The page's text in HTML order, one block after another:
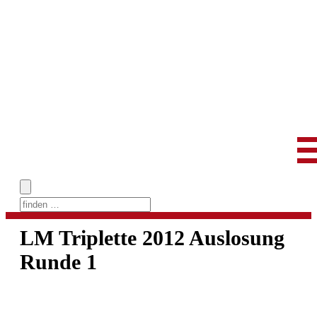
Skip
content
LM Triplette 2012 Auslosung
Runde 1